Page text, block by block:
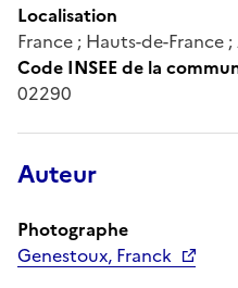
Localisation
France ; Hauts-de-France
Code INSEE de la
02290
Auteur
Photographe
Genestoux, Franck